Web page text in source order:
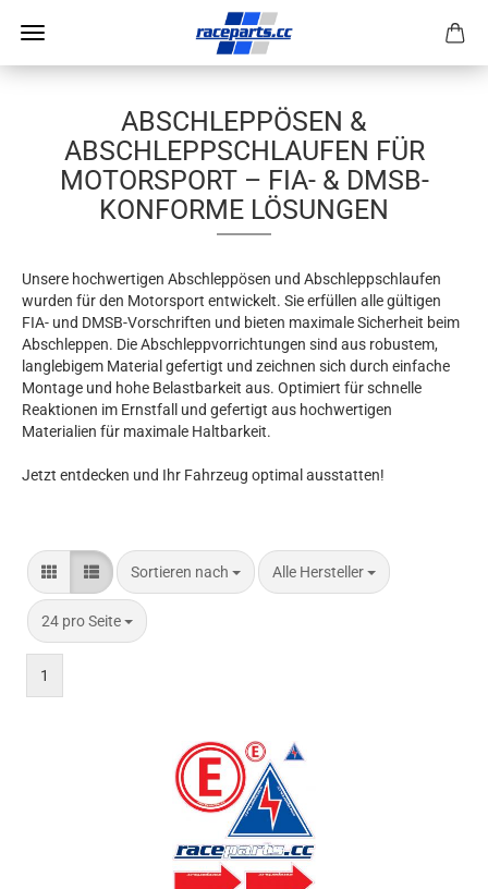
ABSCHLEPPÖSEN &
ABSCHLEPPSCHLAUFEN FÜR
MOTORSPORT – FIA- & DMSB-
KONFORME LÖSUNGEN
Unsere hochwertigen Abschleppösen und Abschleppschlaufen
wurden für den Motorsport entwickelt. Sie erfüllen alle gültigen
FIA- und DMSB-Vorschriften und bieten maximale Sicherheit beim
Abschleppen. Die Abschleppvorrichtungen sind aus robustem,
langlebigem Material gefertigt und zeichnen sich durch einfache
Montage und hohe Belastbarkeit aus. Optimiert für schnelle
Reaktionen im Ernstfall und gefertigt aus hochwertigen
Materialien für maximale Haltbarkeit.
Jetzt entdecken und Ihr Fahrzeug optimal ausstatten!
Sortieren nach
Sortieren nach Alle Hersteller
pro Seite
24 pro Seite
pro Seite
1